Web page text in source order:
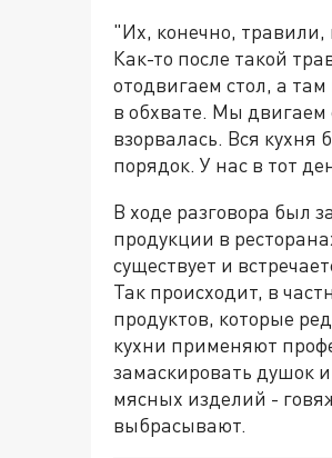
"Их, конечно, травили,
Как-то после такой
отодвигаем стол, а
в обхвате. Мы двигаем
взорвалась. Вся
порядок. У нас в тот
В ходе разговора был
продукции в
существует и
Так происходит, в
продуктов, которые
кухни применяют
замаскировать душок
мясных изделий -
выбрасывают.